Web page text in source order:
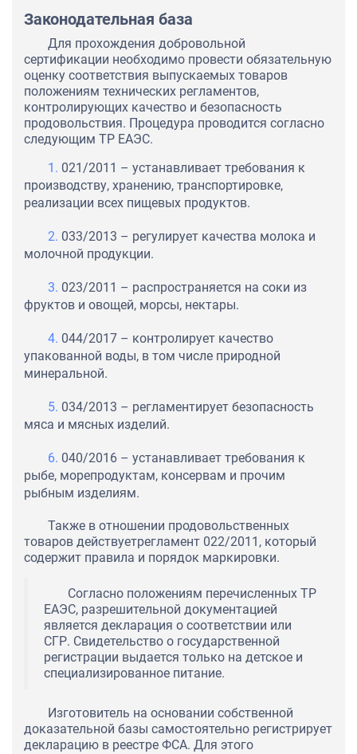
Законодательная база
Для прохождения добровольной
сертификации необходимо провести обязательную
оценку соответствия выпускаемых товаров
положениям технических регламентов,
контролирующих качество и безопасность
продовольствия. Процедура проводится согласно
следующим ТР ЕАЭС.
021/2011 – устанавливает требования к
производству, хранению, транспортировке,
реализации всех пищевых продуктов.
033/2013 – регулирует качества молока и
молочной продукции.
023/2011 – распространяется на соки из
фруктов и овощей, морсы, нектары.
044/2017 – контролирует качество
упакованной воды, в том числе природной
минеральной.
034/2013 – регламентирует безопасность
мяса и мясных изделий.
040/2016 – устанавливает требования к
рыбе, морепродуктам, консервам и прочим
рыбным изделиям.
Также в отношении продовольственных
товаров действуетрегламент 022/2011, который
содержит правила и порядок маркировки.
Согласно положениям перечисленных ТР
ЕАЭС, разрешительной документацией
является декларация о соответствии или
СГР. Свидетельство о государственной
регистрации выдается только на детское и
специализированное питание.
Изготовитель на основании собственной
доказательной базы самостоятельно регистрирует
декларацию в реестре ФСА. Для этого